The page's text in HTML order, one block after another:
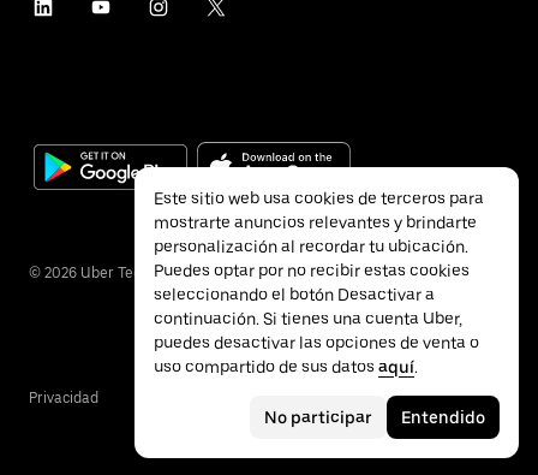
© 2026 Uber Technologies Inc.
Privacidad
Este sitio web usa cookies de terceros para
mostrarte anuncios relevantes y brindarte
personalización al recordar tu ubicación.
Puedes optar por no recibir estas cookies
seleccionando el botón Desactivar a
continuación. Si tienes una cuenta Uber,
puedes desactivar las opciones de venta o
uso compartido de sus datos aquí.
No participar Entendido